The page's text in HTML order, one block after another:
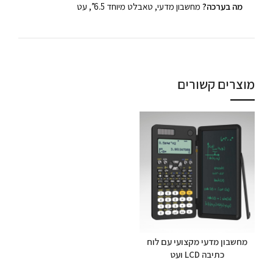
מה בערכה? מחשבון מדעי, טאבלט מיוחד 6.5”, עט
מוצרים קשורים
מחשבון מדעי מקצועי עם לוח
כתיבה LCD ועט